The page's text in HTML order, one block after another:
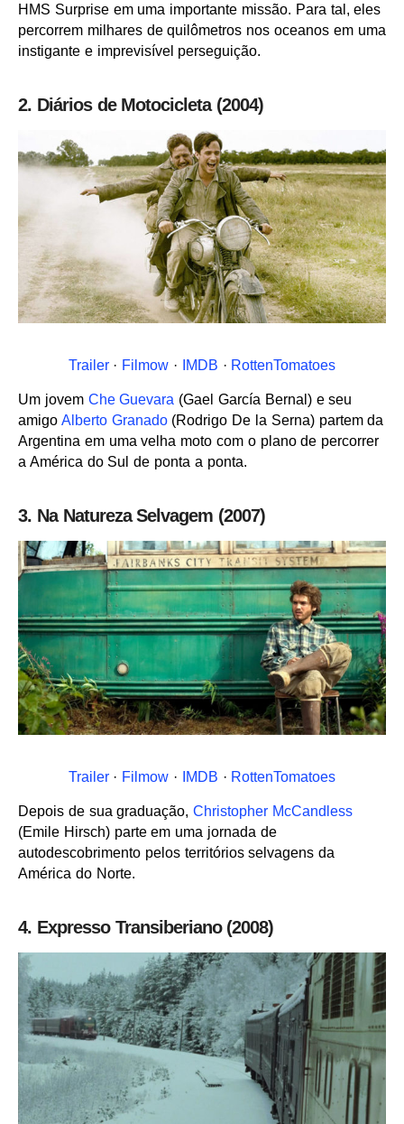
HMS Surprise em uma importante missão. Para tal, eles
percorrem milhares de quilômetros nos oceanos em uma
instigante e imprevisível perseguição.
2. Diários de Motocicleta (2004)
Trailer· Filmow · IMDB · RottenTomatoes
Um jovem Che Guevara (Gael García Bernal) e seu
amigo Alberto Granado(Rodrigo De la Serna) partem da
Argentina em uma velha moto com o plano de percorrer
a América do Sul de ponta a ponta.
3. Na Natureza Selvagem (2007)
Trailer· Filmow · IMDB · RottenTomatoes
Depois de sua graduação,Christopher McCandless
(Emile Hirsch) parte em uma jornada de
autodescobrimento pelos territórios selvagens da
América do Norte.
4. Expresso Transiberiano (2008)